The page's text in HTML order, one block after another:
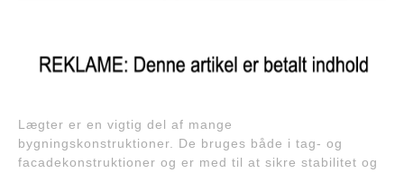
Lægter er en vigtig del af mange
bygningskonstruktioner. De bruges både i tag- og
facadekonstruktioner og er med til at sikre stabilitet og